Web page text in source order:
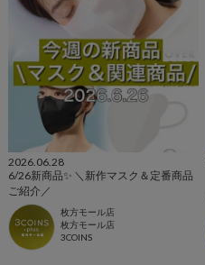
2026.06.28
6/26新商品✨ ＼新作マスク＆定番商品
ご紹介／
枚方モール店
枚方モール店
3COINS